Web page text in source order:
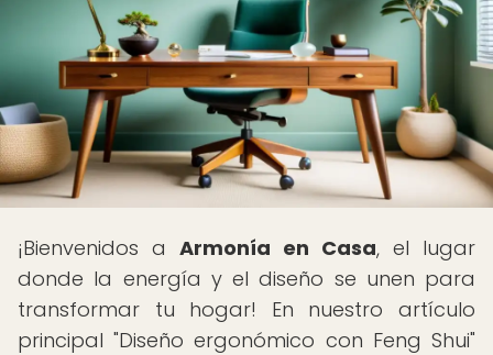
¡Bienvenidos a Armonía en Casa, el lugar
donde la energía y el diseño se unen para
transformar tu hogar! En nuestro artículo
principal "Diseño ergonómico con Feng Shui"